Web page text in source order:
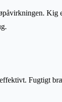
Kig
Fugtigt